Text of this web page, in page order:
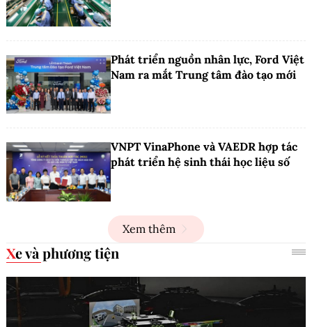
Phát triển nguồn nhân lực, Ford Việt
Nam ra mắt Trung tâm đào tạo mới
VNPT VinaPhone và VAEDR hợp tác
phát triển hệ sinh thái học liệu số
Xem thêm
Xe và phương tiện